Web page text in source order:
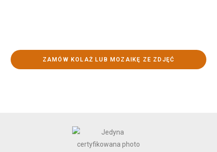
ZAMÓW KOLAŻ LUB MOZAIKĘ ZE ZDJĘĆ